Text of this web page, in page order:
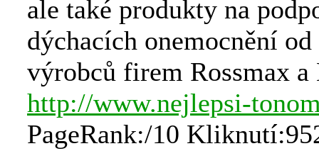
ale také produkty na
dýchacích onemocnění
výrobců firem Rossmax
http://www.nejlepsi-
PageRank:/10